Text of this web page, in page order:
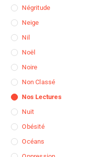
Négritude
Neige
Nil
Noël
Noire
Non Classé
Nos Lectures
Nuit
Obésité
Océans